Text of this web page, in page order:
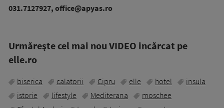
031.7127927, office@apyas.ro
Urmăreşte cel mai nou VIDEO incărcat pe
elle.ro
biserica calatorii Cipru elle hotel
insula
istorie
lifestyle Mediterana
moschee